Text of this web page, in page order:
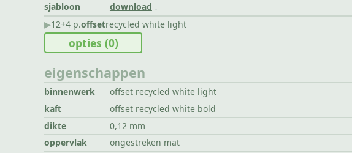
sjabloon
download
▶︎12+4 p.offsetrecycled white light
eigenschappen
binnenwerk offset recycled white light
kaft
offset recycled white bold
dikte
0,12 mm
oppervlak
ongestreken mat
opties (0)